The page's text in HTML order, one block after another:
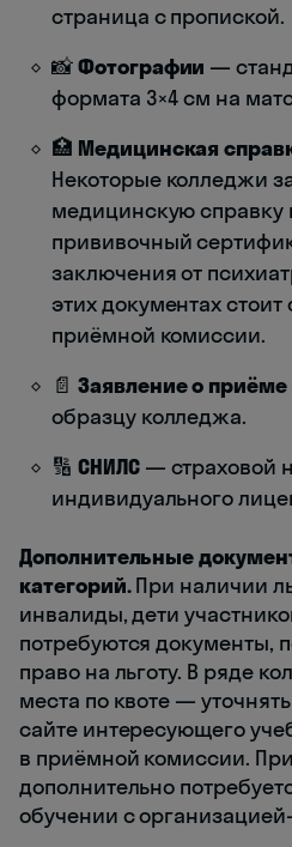
страница с пропиской.
📸Фотографии —
формата 3×4 см на
🏥 Медицинская
Некоторые колледжи
медицинскую справку
прививочный
заключения от
этих документах стоит
приёмной комиссии.
📄 Заявление о приёме
образцу колледжа.
🔢 СНИЛС— страховой
индивидуального
Дополнительные
категорий.При наличии
инвалиды, дети
потребуются документы,
право на льготу. В ряде
места по квоте —
сайте интересующего
в приёмной комиссии.
дополнительно
обучении с